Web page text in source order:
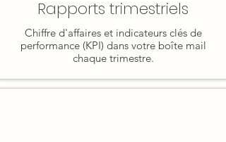
Rapports trimestriels
Chiffre d'affaires et indicateurs clés de
performance (KPI) dans votre boîte mail
chaque trimestre.